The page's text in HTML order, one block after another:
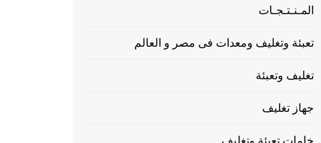
المـنـتـجـات
تعبئة وتغليف ومعدات فى مصر و العالم
تغليف وتعبئة
جهاز تغليف
خامات تعبئة وتغليف